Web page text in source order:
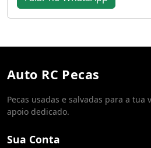
Auto RC Pecas
Pecas usadas e salvadas para a
apoio dedicado.
Sua Conta